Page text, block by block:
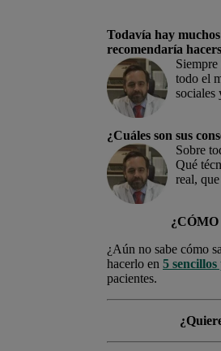
Todavía hay
recomendaría
todo el
sociales
¿Cuáles son sus
Sobre
Qué
real,
¿Aún no sabe cómo
hacerlo en 5
pacientes.